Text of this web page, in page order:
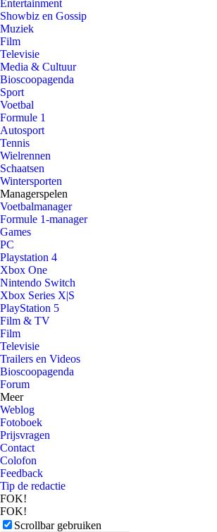
Entertainment
Showbiz en Gossip
Muziek
Film
Televisie
Media & Cultuur
Bioscoopagenda
Sport
Voetbal
Formule 1
Autosport
Tennis
Wielrennen
Schaatsen
Wintersporten
Managerspelen
Voetbalmanager
Formule 1-manager
Games
PC
Playstation 4
Xbox One
Nintendo Switch
Xbox Series X|S
PlayStation 5
Film & TV
Film
Televisie
Trailers en Videos
Bioscoopagenda
Forum
Meer
Weblog
Fotoboek
Prijsvragen
Contact
Colofon
Feedback
Tip de redactie
FOK!
FOK!
Scrollbar gebruiken